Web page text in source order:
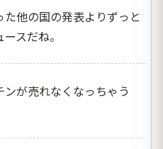
他の国の発表よりずっと
スだね。
が売れなくなっちゃう